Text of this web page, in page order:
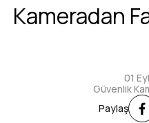
Kameradan
01
Güvenlik
Paylaş